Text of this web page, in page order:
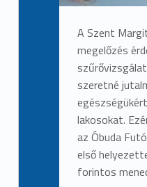
A Szent
megelőzés
szeretné
lakosokat.
az Óbuda
első
forintos